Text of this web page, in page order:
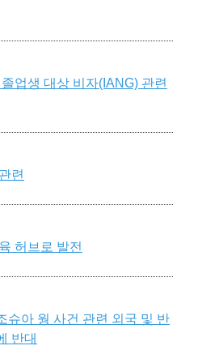
업생 대상 비자(IANG) 관련
련
허브로 발전
슈아 웡 사건 관련 외국 및 반
반대